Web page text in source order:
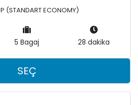
(STANDART ECONOMY)
5 Bagaj 28 dakika
SEÇ